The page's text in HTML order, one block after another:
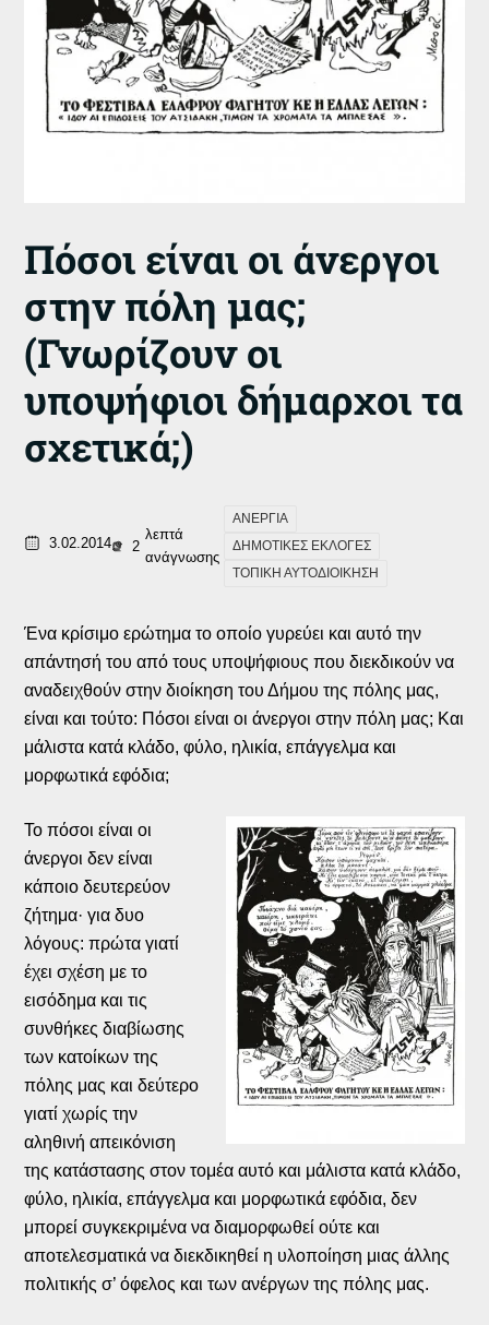
Πόσοι είναι οι άνεργοι
στην πόλη μας;
(Γνωρίζουν οι
υποψήφιοι δήμαρχοι τα
σχετικά;)
3.02.2014 2
λεπτά
ανάγνωσης
ΑΝΕΡΓΙΑ
ΔΗΜΟΤΙΚΕΣ ΕΚΛΟΓΕΣ
ΤΟΠΙΚΗ ΑΥΤΟΔΙΟΙΚΗΣΗ
Ένα κρίσιμο ερώτημα το οποίο γυρεύει και αυτό την
απάντησή του από τους υποψήφιους που διεκδικούν να
αναδειχθούν στην διοίκηση του Δήμου της πόλης μας,
είναι και τούτο: Πόσοι είναι οι άνεργοι στην πόλη μας; Και
μάλιστα κατά κλάδο, φύλο, ηλικία, επάγγελμα και
μορφωτικά εφόδια;
Το πόσοι είναι οι
άνεργοι δεν είναι
κάποιο δευτερεύον
ζήτημα· για δυο
λόγους: πρώτα γιατί
έχει σχέση με το
εισόδημα και τις
συνθήκες διαβίωσης
των κατοίκων της
πόλης μας και δεύτερο
γιατί χωρίς την
αληθινή απεικόνιση
της κατάστασης στον τομέα αυτό και μάλιστα κατά κλάδο,
φύλο, ηλικία, επάγγελμα και μορφωτικά εφόδια, δεν
μπορεί συγκεκριμένα να διαμορφωθεί ούτε και
αποτελεσματικά να διεκδικηθεί η υλοποίηση μιας άλλης
πολιτικής σ’ όφελος και των ανέργων της πόλης μας.